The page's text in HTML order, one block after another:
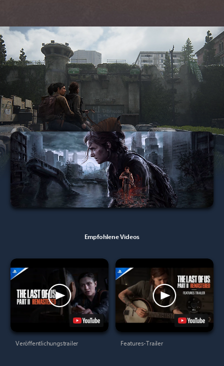
Empfohlene Videos
Veröffentlichungstrailer Features-Trailer